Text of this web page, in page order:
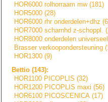
HOR6000 rolhorraam mw (181)
HOR5000 (28)
HOR6000 rhr onderdelen+dhz
HOR7000 scharnhd z-schoppl.
HOR8000 onderdelen
Brasser verkoopondersteuning
HOR1300 (9)
Bettio (143):
HOR1100 PICOPLIS (32)
HOR1200 PICOPLIS maxi (56)
HOR6100 PICOSCENICA (17)